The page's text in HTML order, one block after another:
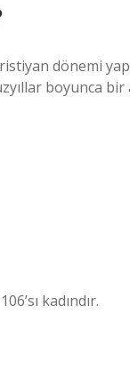
dönemi
boyunca bir
kadındır.